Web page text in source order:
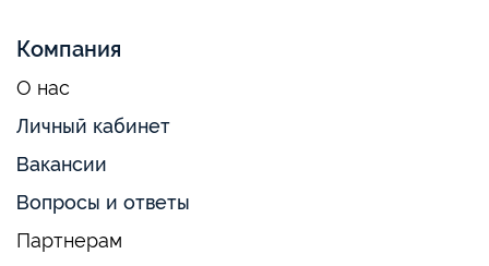
Компания
О нас
Личный кабинет
Вакансии
Вопросы и ответы
Партнерам